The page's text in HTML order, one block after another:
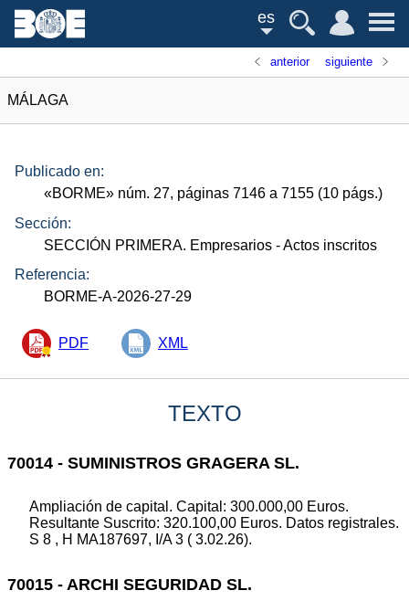
es
anterior siguiente
MÁLAGA
Publicado en:
«BORME» núm. 27, páginas 7146 a 7155 (10 págs.)
Sección:
SECCIÓN PRIMERA. Empresarios - Actos inscritos
Referencia:
BORME-A-2026-27-29
PDF XML
TEXTO
70014 - SUMINISTROS GRAGERA SL.
Ampliación de capital. Capital: 300.000,00 Euros.
Resultante Suscrito: 320.100,00 Euros. Datos registrales.
S 8 , H MA187697, I/A 3 ( 3.02.26).
70015 - ARCHI SEGURIDAD SL.